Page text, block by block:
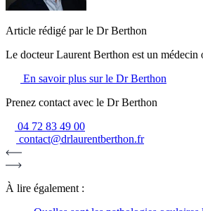
Article rédigé par le Dr Berthon
Le docteur Laurent Berthon est un médecin
En savoir plus sur le Dr Berthon
Prenez contact avec le Dr Berthon
04 72 83 49 00
contact@drlaurentberthon.fr
À lire également :